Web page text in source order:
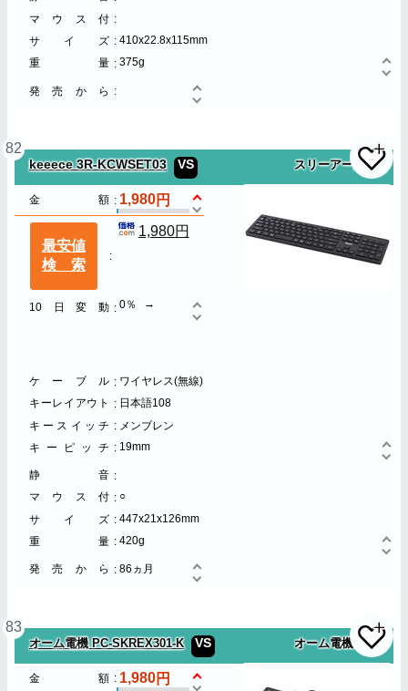
マウス付
サイズ
410x22.8x115mm
重量
375g
発売から
82
keeece 3R-KCWSET03 VS スリーアール
金額 1,980
最安値
検索
1,980円
10日変動 0％
ケーブル
ワイヤレス(無線)
キーレイアウト
日本語108
キースイッチ
メンブレン
キーピッチ
19mm
静音
マウス付
○
サイズ
447x21x126mm
重量
420g
発売から 86ヵ月
83
オーム電機 PC-SKREX301-K VS オーム電機
金額 1,980